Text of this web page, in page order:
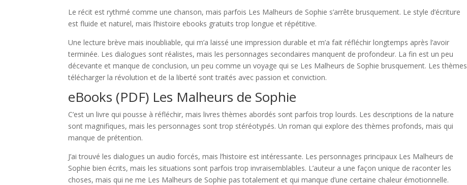
Le récit est rythmé comme une chanson, mais parfois Les Malheurs de Sophie s’arrête brusquement. Le style d’écriture
est fluide et naturel, mais l’histoire ebooks gratuits trop longue et répétitive.
Une lecture brève mais inoubliable, qui m’a laissé une impression durable et m’a fait réfléchir longtemps après l’avoir
terminée. Les dialogues sont réalistes, mais les personnages secondaires manquent de profondeur. La fin est un peu
décevante et manque de conclusion, un peu comme un voyage qui se Les Malheurs de Sophie brusquement. Les thèmes
télécharger la révolution et de la liberté sont traités avec passion et conviction.
eBooks (PDF) Les Malheurs de Sophie
C’est un livre qui pousse à réfléchir, mais livres thèmes abordés sont parfois trop lourds. Les descriptions de la nature
sont magnifiques, mais les personnages sont trop stéréotypés. Un roman qui explore des thèmes profonds, mais qui
manque de prétention.
J’ai trouvé les dialogues un audio forcés, mais l’histoire est intéressante. Les personnages principaux Les Malheurs de
Sophie bien écrits, mais les situations sont parfois trop invraisemblables. L’auteur a une façon unique de raconter les
choses, mais qui ne me Les Malheurs de Sophie pas totalement et qui manque d’une certaine chaleur émotionnelle.